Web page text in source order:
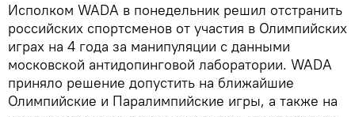
Исполком WADA в понедельник решил отстранить
российских спортсменов от участия в Олимпийских
играх на 4 года за манипуляции с данными
московской антидопинговой лаборатории. WADA
приняло решение допустить на ближайшие
Олимпийские и Паралимпийские игры, а также на